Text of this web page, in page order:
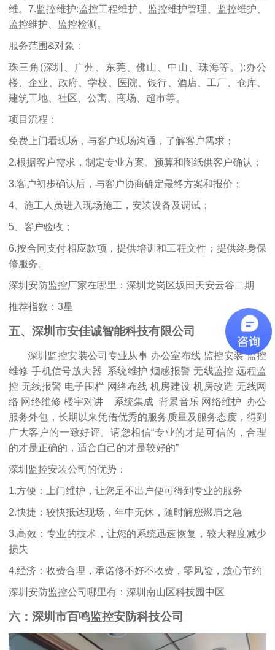
维。7.监控维护:监控工程维护、监控维护管理、监控维护、
监控维护、监控检测。
服务范围&对象：
珠三角(深圳、广州、东莞、佛山、中山、珠海等。):办公
楼、企业、政府、学校、医院、银行、酒店、工厂、仓库、
建筑工地、社区、公寓、商场、超市等。
项目流程：
免费上门看现场，与客户现场沟通，了解客户需求；
2.根据客户需求，制定专业方案、预算和图纸供客户确认；
3.客户初步确认后，与客户协商确定最终方案和报价；
4、施工人员进入现场施工，安装设备及调试；
5、客户验收；
6.按合同支付相应款项，提供培训和工程文件；提供终身保
修服务。
深圳安防监控厂家在哪里：深圳龙岗区坂田天安云谷二期
推荐指数：3星
五、深圳市安佳诚智能科技有限公司
深圳监控安装公司专业从事 办公室布线 监控安装 监控
维修 手机信号放大器 系统维护 烟感报警 无线监控 远程监
控 无线报警 电子围栏 网络布线 机房建设 机房改造 无线网
络 网络维修 楼宇对讲 系统集成 背景音乐 网络维护 办公
服务外包，长期以来凭借优秀的服务质量及服务态度，得到
广大客户的一致好评。请您相信“专业的才是可信的，合理
的才是正确的，适合自己的才是较好的”
深圳监控安装公司的优势：
1.方便：上门维护，让您足不出户便可得到专业的服务
2.快捷：较快抵达现场，年中无休，随时解您燃眉之急
3.高效：专业的技术，让您的系统迅速恢复，较大程度减少
损失
4.经济：收费合理，承诺修不好不收费，零风险，放心节约
深圳安防监控公司哪里有：深圳南山区科技园中区
六：深圳市百鸣监控安防科技公司